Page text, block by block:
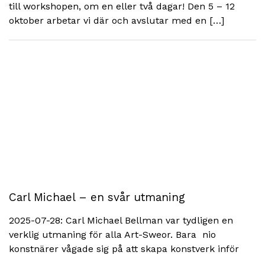
till workshopen, om en eller två dagar! Den 5 – 12
oktober arbetar vi där och avslutar med en […]
Carl Michael – en svår utmaning
2025-07-28: Carl Michael Bellman var tydligen en
verklig utmaning för alla Art-Sweor. Bara nio
konstnärer vågade sig på att skapa konstverk inför